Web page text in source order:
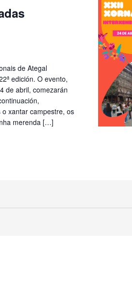
de Ategal
edición. O evento,
de abril, comezarán
xantar campestre, os
merenda […]